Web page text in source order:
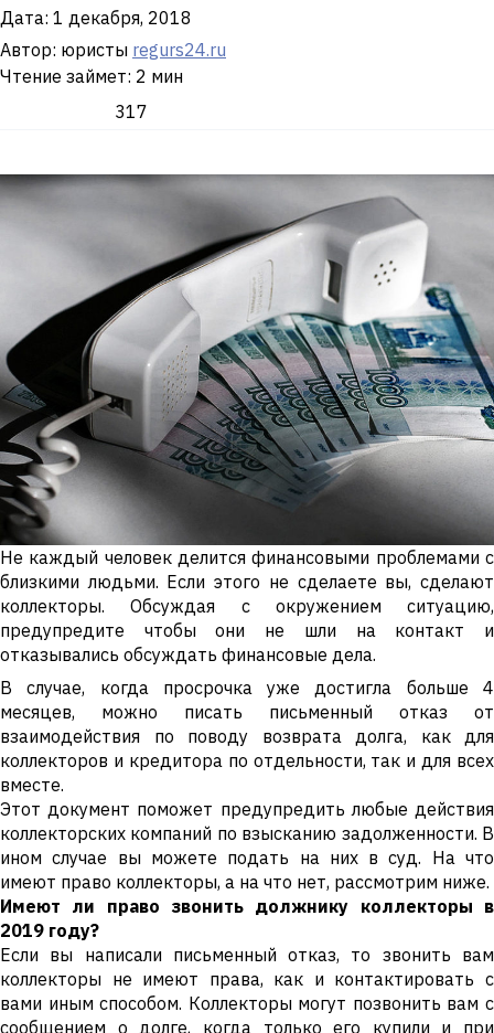
Дата: 1 декабря, 2018
Автор: юристы regurs24.ru
Чтение займет: 2 мин
317
Не каждый человек делится финансовыми проблемами с
близкими людьми. Если этого не сделаете вы, сделают
коллекторы. Обсуждая с окружением ситуацию,
предупредите чтобы они не шли на контакт и
отказывались обсуждать финансовые дела.
В случае, когда просрочка уже достигла больше 4
месяцев, можно писать письменный отказ от
взаимодействия по поводу возврата долга, как для
коллекторов и кредитора по отдельности, так и для всех
вместе.
Этот документ поможет предупредить любые действия
коллекторских компаний по взысканию задолженности. В
ином случае вы можете подать на них в суд. На что
имеют право коллекторы, а на что нет, рассмотрим ниже.
Имеют ли право звонить должнику коллекторы в
2019 году?
Если вы написали письменный отказ, то звонить вам
коллекторы не имеют права, как и контактировать с
вами иным способом. Коллекторы могут позвонить вам с
сообщением о долге, когда только его купили и при